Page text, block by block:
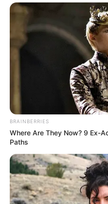
BRAINBERRIES
Where Are They Now? 9 Ex-
Paths